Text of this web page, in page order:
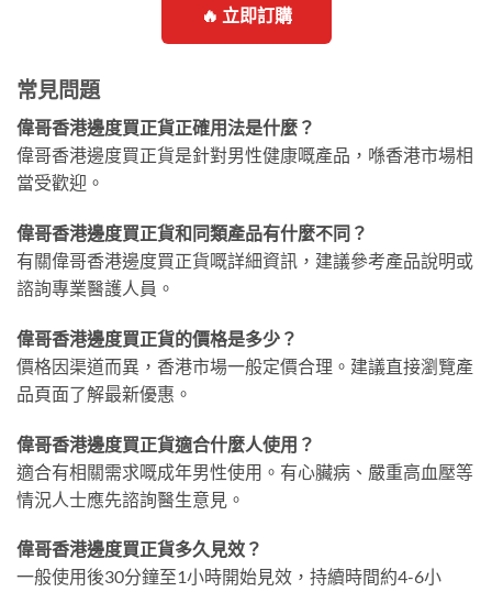
🔥 立即訂購
常見問題
偉哥香港邊度買正貨正確用法是什麼？
偉哥香港邊度買正貨是針對男性健康嘅產品，喺香港市場相
當受歡迎。
偉哥香港邊度買正貨和同類產品有什麼不同？
有關偉哥香港邊度買正貨嘅詳細資訊，建議參考產品說明或
諮詢專業醫護人員。
偉哥香港邊度買正貨的價格是多少？
價格因渠道而異，香港市場一般定價合理。建議直接瀏覽產
品頁面了解最新優惠。
偉哥香港邊度買正貨適合什麼人使用？
適合有相關需求嘅成年男性使用。有心臟病、嚴重高血壓等
情況人士應先諮詢醫生意見。
偉哥香港邊度買正貨多久見效？
一般使用後30分鐘至1小時開始見效，持續時間約4-6小